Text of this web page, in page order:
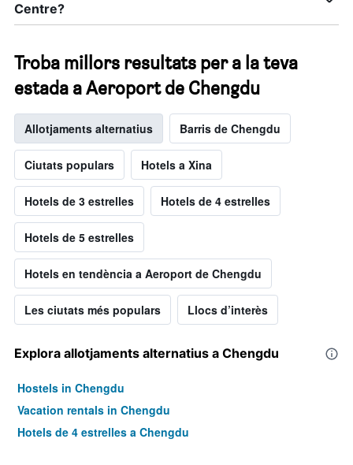
Centre?
Troba millors resultats per a la teva
estada a Aeroport de Chengdu
Allotjaments alternatius Barris de Chengdu
Ciutats populars Hotels a Xina
Hotels de 3 estrelles Hotels de 4 estrelles
Hotels de 5 estrelles
Hotels en tendència a Aeroport de Chengdu
Les ciutats més populars Llocs d’interès
Explora allotjaments alternatius a Chengdu
Hostels in Chengdu
Vacation rentals in Chengdu
Hotels de 4 estrelles a Chengdu